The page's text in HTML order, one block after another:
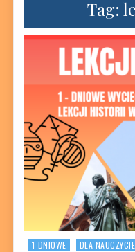
Tag:
Posted in
1-DNIOWE DLA